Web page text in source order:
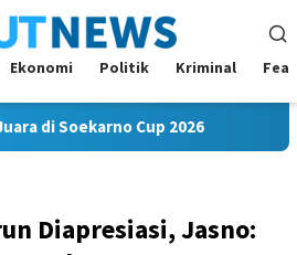
Ekonomi Politik Kriminal
Cup 2026
Diapresiasi, Jasno: